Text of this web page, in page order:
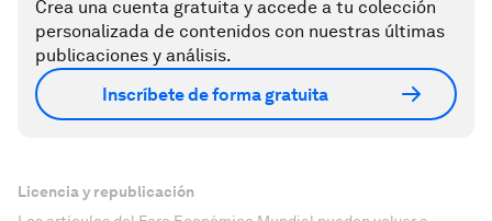
Crea una cuenta gratuita y accede a tu colección
personalizada de contenidos con nuestras últimas
publicaciones y análisis.
Inscríbete de forma gratuita
Licencia y republicación